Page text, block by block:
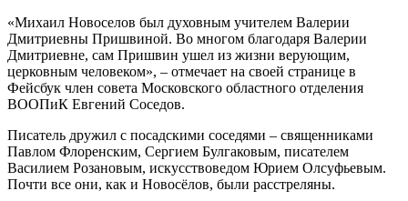
«Михаил Новоселов был духовным учителем Валерии
Дмитриевны Пришвиной. Во многом благодаря Валерии
Дмитриевне, сам Пришвин ушел из жизни верующим,
церковным человеком», – отмечает на своей странице в
Фейсбук член совета Московского областного отделения
ВООПиК Евгений Соседов.
Писатель дружил с посадскими соседями – священниками
Павлом Флоренским, Сергием Булгаковым, писателем
Василием Розановым, искусствоведом Юрием Олсуфьевым.
Почти все они, как и Новосёлов, были расстреляны.